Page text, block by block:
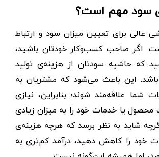
سود مهم است؟
عالی برای تعیین میزان سود و ارتباط
اگر صاحب کسب‌وکار خودتان باشید،
که حاشیه‌ سودتان از هزینه‌ی تولید
این باعث می‌شود که مشتریان به
شما علاقه‌مند شوند؛ بنابراین، نیازی
یا خدمات خود را به میزان زیادی
شاید به نظر برسد که هرچه هزینه‌ی
خود را کاهش دهید، درآمد کم‌تری به